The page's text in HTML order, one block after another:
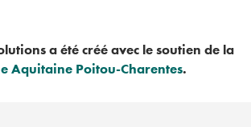
a été créé avec le soutien de la
Aquitaine Poitou-Charentes.